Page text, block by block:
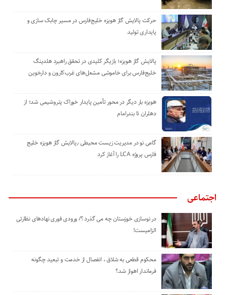
حرکت پالایش گاز هویزه خلیج‌فارس در مسیر چابک سازی و
پایداری تولید
پالایش گاز هویزه؛ بازیگر کلیدی در تحقق راهبرد هلدینگ
خلیج‌فارس برای خاموشی مشعل‌های غرب‌کارون و دارخوین
هویزه بار دیگر در محور تأمین پایدار خوراک پتروشیمی شد؛ از
دهلران تا بندرامام
گامی نو در مدیریت زیست ‌محیطی ٫پالایش گاز هویزه خلیج
‌فارس پروژه LCA را آغاز کرد
اجتماعی
در نوسازی خوزستان چه می گذرد ؟/ ورودی فوری نهادهای نظارتی
الزامیست!
محکوم قطعی به شلاق ، انفصال از خدمت و تبعید چگونه
فرماندار اهواز شد؟